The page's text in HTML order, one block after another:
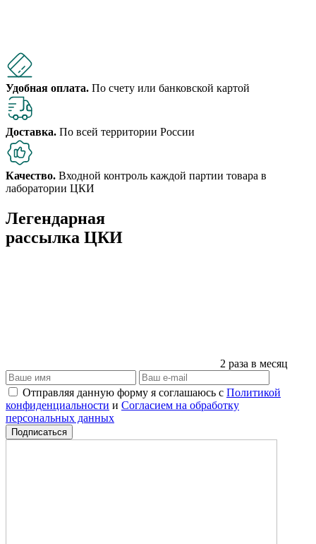
Удобная оплата. По счету или банковской картой
Доставка. По всей территории России
Качество. Входной контроль каждой партии товара в
лаборатории ЦКИ
Легендарная
рассылка ЦКИ
2 раза в месяц
Отправляя данную форму я соглашаюсь с Политикой
конфиденциальности и Согласием на обработку
персональных данных
Подписаться